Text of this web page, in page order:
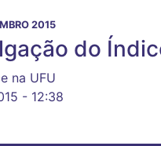
2015
do
na UFU
- 12:38